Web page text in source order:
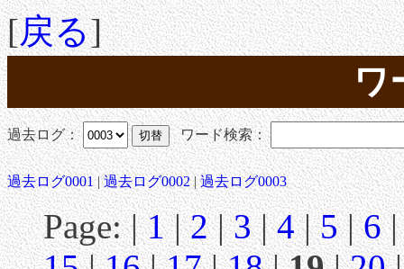
[戻る]
ワ
過去ログ： ワード検索：
過去ログ0001|過去ログ0002|過去ログ0003
Page: |1|2|3|4|5|6